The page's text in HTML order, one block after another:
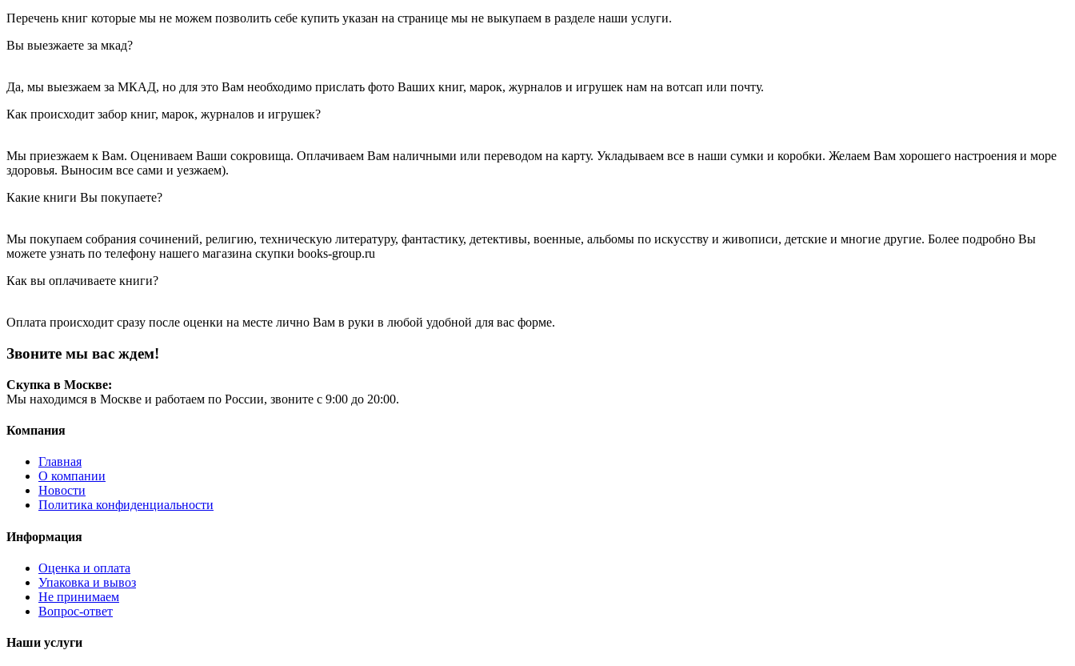
Перечень книг которые мы не можем позволить себе купить указан на странице мы не выкупаем в разделе наши услуги.
Вы выезжаете за мкад?
Да, мы выезжаем за МКАД, но для это Вам необходимо прислать фото Ваших книг, марок, журналов и игрушек нам на вотсап или почту.
Как происходит забор книг, марок, журналов и игрушек?
Мы приезжаем к Вам. Оцениваем Ваши сокровища. Оплачиваем Вам наличными или переводом на карту. Укладываем все в наши сумки и коробки. Желаем Вам хорошего настроения и море
здоровья. Выносим все сами и уезжаем).
Какие книги Вы покупаете?
Мы покупаем собрания сочинений, религию, техническую литературу, фантастику, детективы, военные, альбомы по искусству и живописи, детские и многие другие. Более подробно Вы
можете узнать по телефону нашего магазина скупки books-group.ru
Как вы оплачиваете книги?
Оплата происходит сразу после оценки на месте лично Вам в руки в любой удобной для вас форме.
Звоните мы вас ждем!
Скупка в Москве:
Мы находимся в Москве и работаем по России, звоните с 9:00 до 20:00.
Компания
Главная
О компании
Новости
Политика конфиденциальности
Информация
Оценка и оплата
Упаковка и вывоз
Не принимаем
Вопрос-ответ
Наши услуги